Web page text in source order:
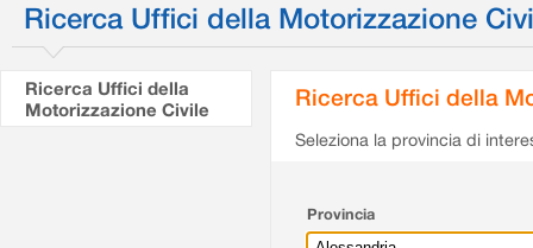
Ricerca Uffici della Motorizzazione
Ricerca Uffici della
Motorizzazione Civile
Ricerca Uffici della
Seleziona la provincia di
Provincia